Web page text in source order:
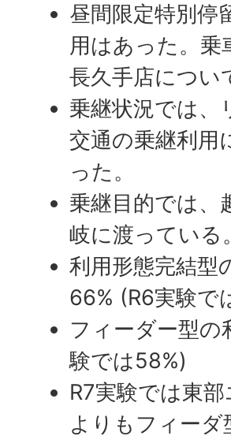
昼間限定特別停
用はあった。乗
長久手店につい
乗継状況では
交通の乗継利用
った。
乗継目的では、
岐に渡っている。
利用形態完結型
66% (R6実験で
フィーダー型の
験では58%)
R7実験では東
よりもフィー